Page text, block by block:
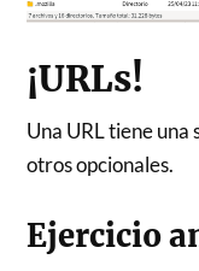
¡URLs!
Una URL tiene
otros opcionales.
Ejercicio